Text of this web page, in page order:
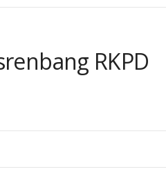
RKPD